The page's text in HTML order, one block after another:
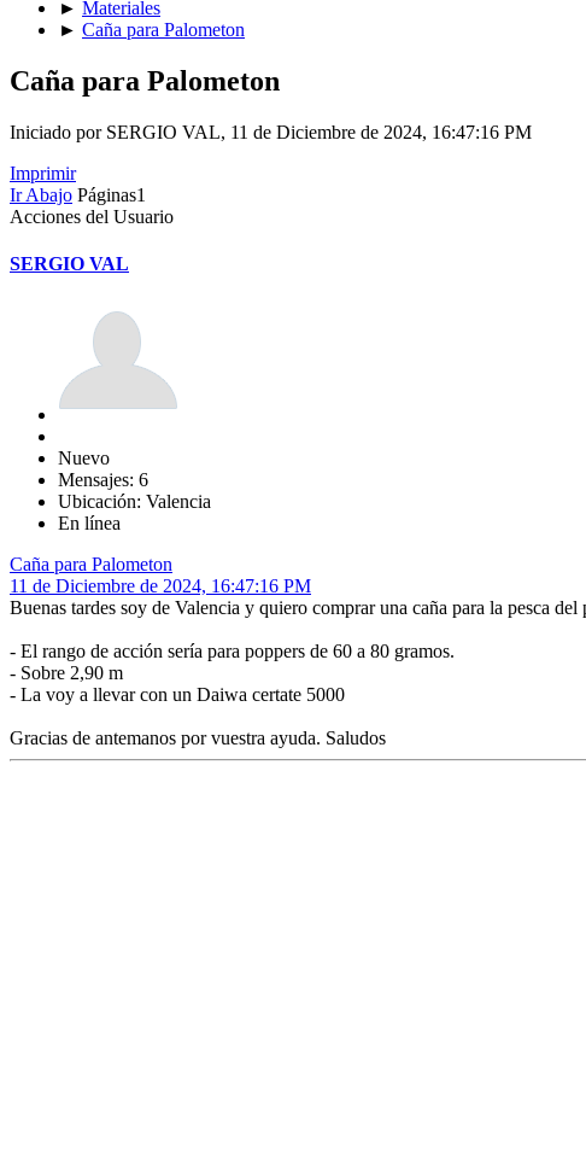
► Materiales
► Caña para Palometon
Caña para Palometon
Iniciado por SERGIO VAL, 11 de Diciembre de 2024, 16:47:16 PM
Imprimir
Ir Abajo Páginas1
Acciones del Usuario
SERGIO VAL
Nuevo
Mensajes: 6
Ubicación: Valencia
En línea
Caña para Palometon
11 de Diciembre de 2024, 16:47:16 PM
Buenas tardes soy de Valencia y quiero comprar una caña para la pesca
- El rango de acción sería para poppers de 60 a 80 gramos.
- Sobre 2,90 m
- La voy a llevar con un Daiwa certate 5000
Gracias de antemanos por vuestra ayuda. Saludos